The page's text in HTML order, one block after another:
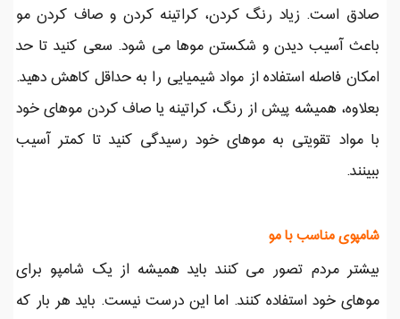
صادق است. زیاد رنگ کردن، کراتینه کردن و صاف کردن مو
باعث آسیب دیدن و شکستن موها می شود. سعی کنید تا حد
امکان فاصله استفاده از مواد شیمیایی را به حداقل کاهش دهید.
بعلاوه، همیشه پیش از رنگ، کراتینه یا صاف کردن موهای خود
با مواد تقویتی به موهای خود رسیدگی کنید تا کمتر آسیب
ببینند.
شامپوی مناسب با مو
بیشتر مردم تصور می کنند باید همیشه از یک شامپو برای
موهای خود استفاده کنند. اما این درست نیست. باید هر بار که